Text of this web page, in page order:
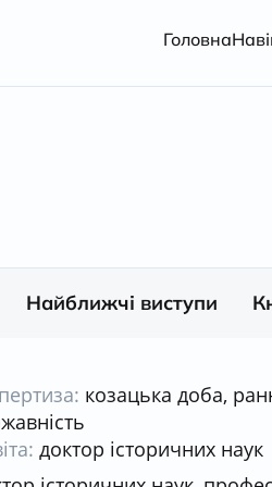
Головна
Найближчі виступи
козацька доба,
доктор історичних наук